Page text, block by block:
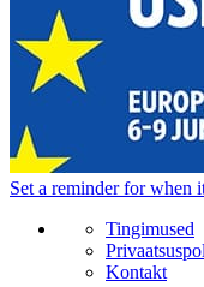
Set a reminderfor when
Tingimused
Kontakt